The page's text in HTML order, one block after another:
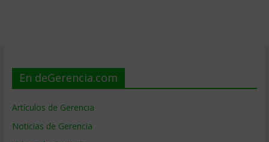
En deGerencia.com
Artículos de Gerencia
Noticias de Gerencia